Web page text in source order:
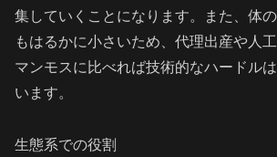
集していくことになります。また、体
もはるかに小さいため、代理出産や人
マンモスに比べれば技術的なハードル
います。
生態系での役割